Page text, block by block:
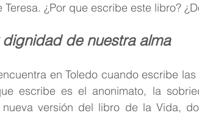
¿Por que escribe este libro?
de nuestra alma
en Toledo cuando escribe
escribe es el anonimato, la
versión del libro de la Vida,